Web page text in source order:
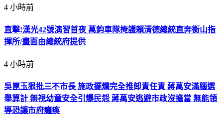
4 小時前
直擊!漢光42號演習首夜 萬鈞車隊掩護賴清德總統直奔衡山指
揮所/畫面由總統府提供
4 小時前
吳崑玉狠批三不市長 施政擺爛完全推卸責任責 蔣萬安滿腦選
舉算計 無視幼童安全引爆民怨 蔣萬安逃避市政沒擔當 無能領
導恐讓市府癱瘓